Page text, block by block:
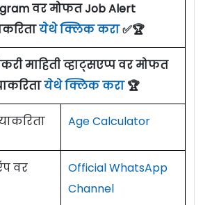
वर मोफत Job Alert
येथे क्लिक करा✅🏆
माहिती व्हाट्सएप्प वर मोफत
येथे क्लिक करा🏆
Age Calculator
वर
Official WhatsApp
Channel